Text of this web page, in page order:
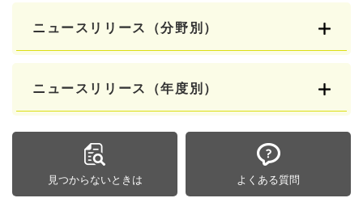
ニュースリリース（分野別）
ニュースリリース（年度別）
見つからないときは よくある質問